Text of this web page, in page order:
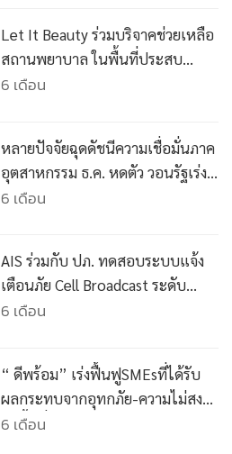
Let It Beauty ร่วมบริจาคช่วยเหลือ
สถานพยาบาล ในพื้นที่ประสบ
อุทกภัยภาคใต้ของประเทศไทย
6 เดือน
หลายปัจจัยฉุดดัชนีความเชื่อมั่นภาค
อุตสาหกรรม ธ.ค. หดตัว วอนรัฐเร่ง
ดูแลค่าเงินบาท
6 เดือน
AIS ร่วมกับ ปภ. ทดสอบระบบแจ้ง
เตือนภัย Cell Broadcast ระดับ
ประเทศ
6 เดือน
“ ดีพร้อม” เร่งฟื้นฟูSMEsที่ได้รับ
ผลกระทบจากอุทกภัย-ความไม่สงบ
ในพื้นที่ชายแดน คาดสร้างมูลค่า
6 เดือน